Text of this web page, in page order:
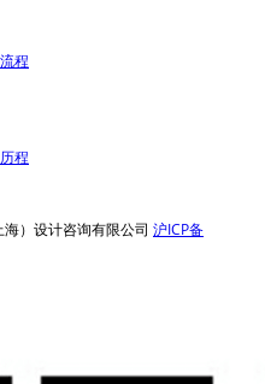
程
程
）设计咨询有限公司 沪ICP备